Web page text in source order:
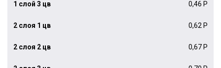
0,46 Р
0,62 Р
0,67 Р